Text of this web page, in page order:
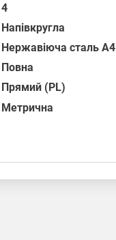
4
Напівкругла
Нержавіюча сталь А4
Повна
Прямий (PL)
Метрична